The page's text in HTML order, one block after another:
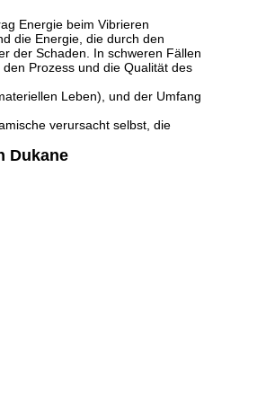
Energie beim Vibrieren
die Energie, die durch den
der Schaden. In schweren Fällen
Prozess und die Qualität des
Leben), und der Umfang
verursacht selbst, die
Dukane